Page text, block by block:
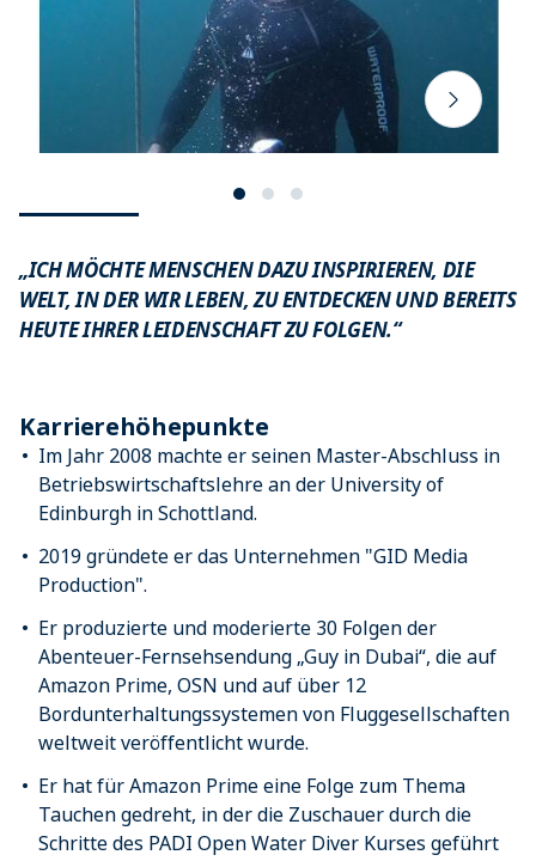
„ICH MÖCHTE MENSCHEN DAZU INSPIRIEREN, DIE
WELT, IN DER WIR LEBEN, ZU ENTDECKEN UND BEREITS
HEUTE IHRER LEIDENSCHAFT ZU FOLGEN.“
Karrierehöhepunkte
Im Jahr 2008 machte er seinen Master-Abschluss in
Betriebswirtschaftslehre an der University of
Edinburgh in Schottland.
2019 gründete er das Unternehmen "GID Media
Production".
Er produzierte und moderierte 30 Folgen der
Abenteuer-Fernsehsendung „Guy in Dubai“, die auf
Amazon Prime, OSN und auf über 12
Bordunterhaltungssystemen von Fluggesellschaften
weltweit veröffentlicht wurde.
Er hat für Amazon Prime eine Folge zum Thema
Tauchen gedreht, in der die Zuschauer durch die
Schritte des PADI Open Water Diver Kurses geführt